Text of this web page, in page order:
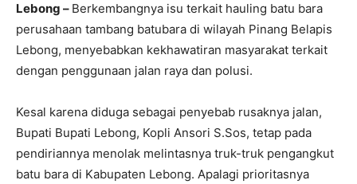
Lebong – Berkembangnya isu terkait hauling batu bara
perusahaan tambang batubara di wilayah Pinang Belapis
Lebong, menyebabkan kekhawatiran masyarakat terkait
dengan penggunaan jalan raya dan polusi.
Kesal karena diduga sebagai penyebab rusaknya jalan,
Bupati Bupati Lebong, Kopli Ansori S.Sos, tetap pada
pendiriannya menolak melintasnya truk-truk pengangkut
batu bara di Kabupaten Lebong. Apalagi prioritasnya